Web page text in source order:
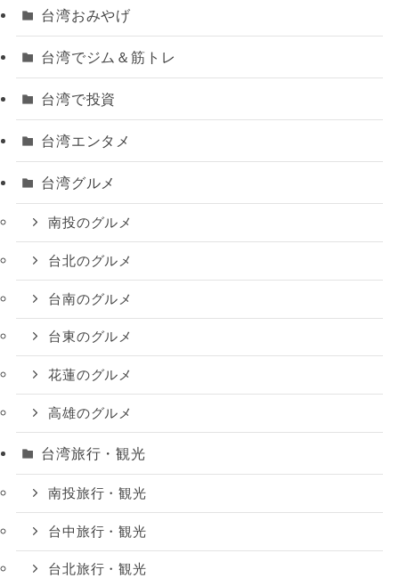
台湾おみやげ
台湾でジム＆筋トレ
台湾で投資
台湾エンタメ
台湾グルメ
南投のグルメ
台北のグルメ
台南のグルメ
台東のグルメ
花蓮のグルメ
高雄のグルメ
台湾旅行・観光
南投旅行・観光
台中旅行・観光
台北旅行・観光